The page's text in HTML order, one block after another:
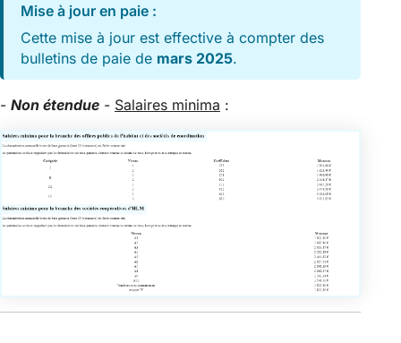
Mise à jour en paie :
Cette mise à jour est effective à compter des
bulletins de paie de mars 2025.
- Non étendue - Salaires minima :